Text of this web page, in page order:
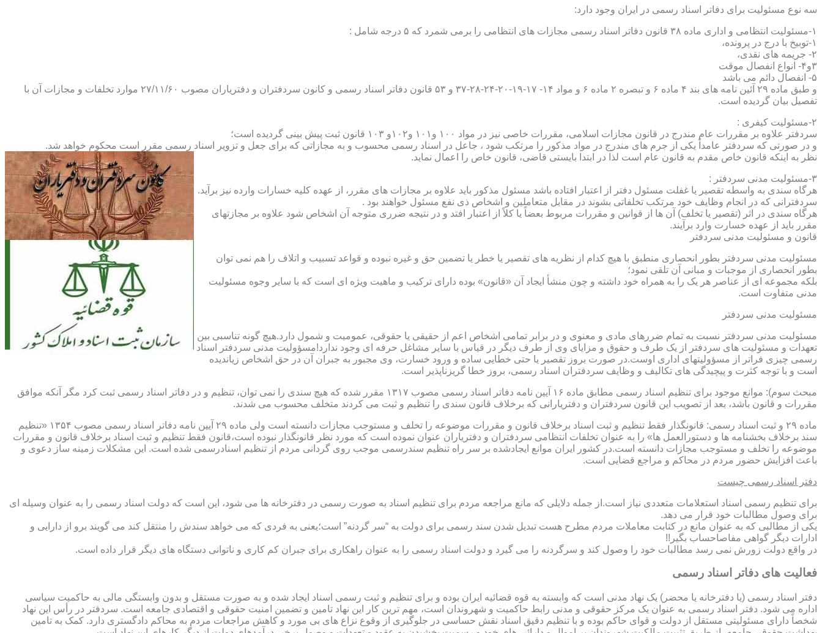
سه نوع مسئولیت برای دفاتر اسناد رسمی در ایران وجود دارد:
۱-مسئولیت انتظامی و اداری ماده ۳۸ قانون دفاتر اسناد رسمی مجازات های انتظامی را برمی شمرد که ۵ درجه شامل :
۱-توبیخ با درج در پرونده،
۲- جریمه های نقدی،
۳و۴- انواع انفصال موقت
۵- انفصال دائم می باشد
و طبق ماده ۲۹ آئین نامه های بند ۴ ماده ۶ و تبصره ۲ ماده ۶ و مواد ۱۴- ۱۷-۱۹-۲۰-۲۴-۲۸-۳۷ و ۵۳ قانون دفاتر اسناد رسمی و کانون سردفتران و دفتریاران مصوب ۲۷/۱۱/۶۰ موارد تخلفات و مجازات آن با
تفصیل بیان گردیده است.
۲-مسئولیت کیفری :
سردفتر علاوه بر مقررات عام مندرج در قانون مجازات اسلامی، مقررات خاصی نیز در مواد ۱۰۰ و۱۰۱ و۱۰۲و ۱۰۳ قانون ثبت پیش بینی گردیده است؛
و در صورتی که سردفتر عامداً یکی از جرم های مندرج در مواد مذکور را مرتکب شود ، جاعل در اسناد رسمی محسوب و به مجازاتی که برای جعل و تزویر اسناد رسمی مقرر است محکوم خواهد شد.
نظر به اینکه قانون خاص مقدم به قانون عام است لذا در ابتدا بایستی قاضی، قانون خاص را اعمال نماید.
۳-مسئولیت مدنی سردفتر :
هرگاه سندی به واسطه تقصیر یا غفلت مسئول دفتر از اعتبار افتاده باشد مسئول مذکور باید علاوه بر مجازات های مقرر، از عهده کلیه خسارات وارده نیز برآید.
سردفترانی که در انجام وظایف خود مرتکب تخلفاتی بشوند در مقابل متعاملین و اشخاص ذی نفع مسئول خواهند بود .
هرگاه سندی در اثر (تقصیر یا تخلف) آن ها از قوانین و مقررات مربوط بعضاً یا کلاً از اعتبار افتد و در نتیجه ضرری متوجه آن اشخاص شود علاوه بر مجازتهای
مقرر باید از عهده خسارت وارد برآیند.
قانون و مسئولیت مدنی سردفتر
مسئولیت مدنی سردفتر بطور انحصاری منطبق با هیچ کدام از نظریه های تقصیر یا خطر یا تضمین حق و غیره نبوده و قواعد تسبیب و اتلاف را هم نمی توان
بطور انحصاری از موجبات و مبانی آن تلقی نمود؛
بلکه مجموعه ای از عناصر هر یک را به همراه خود داشته و چون منشأ ایجاد آن «قانون» بوده دارای ترکیب و ماهیت ویژه ای است که با سایر وجوه مسئولیت
مدنی متفاوت است.
مسئولیت مدنی سردفتر
مسئولیت مدنی سردفتر نسبت به تمام ضررهای مادی و معنوی و در برابر تمامی اشخاص اعم از حقیقی یا حقوقی، عمومیت و شمول دارد.هیچ گونه تناسبی بین
تعهدات و مسئولیت های سردفتر از یک طرف و حقوق و مزایای وی از طرف دیگر در قیاس با سایر مشاغل حرفه ای وجود ندارد!مسؤولیت مدنی سردفتر اسناد
رسمی چیزی فراتر از مسؤولیتهای اداری اوست.در صورت بروز تقصیر یا حتی خطایی ساده و ورود خسارت، وی مجبور به جبران آن در حق اشخاص زیاندیده
است و با توجه کثرت و پیچیدگی های تکالیف و وظایف سردفتران اسناد رسمی، بروز خطا گریزناپذیر است.
مبحث سوم): موانع موجود برای تنظیم اسناد رسمی مطابق ماده ۱۶ آیین نامه دفاتر اسناد رسمی مصوب ۱۳۱۷ مقرر شده که هیچ سندی را نمی توان، تنظیم و در دفاتر اسناد رسمی ثبت کرد مگر آنکه موافق
مقررات و قانون باشد، بعد از تصویب این قانون سردفتران و دفتریارانی که برخلاف قانون سندی را تنظیم و ثبت می کردند متخلف محسوب می شدند.
ماده ۲۹ و ثبت اسناد رسمی: قانونگذار فقط تنظیم و ثبت اسناد برخلاف قانون و مقررات موضوعه را تخلف و مستوجب مجازات دانسته است ولی ماده ۲۹ آیین نامه دفاتر اسناد رسمی مصوب ۱۳۵۴ «تنظیم
سند برخلاف بخشنامه ها و دستورالعمل ها» را به عنوان تخلفات انتظامی سردفتران و دفتریاران عنوان نموده است که مورد نظر قانونگذار نبوده است،قانون فقط تنظیم و ثبت اسناد برخلاف قانون و مقررات
موضوعه را تخلف و مستوجب مجازات دانسته است.در کشور ایران موانع ایجادشده بر سر راه تنظیم سندرسمی موجب روی گردانی مردم از تنظیم اسنادرسمی شده است. این مشکلات زمینه ساز دعوی و
باعث افزایش حضور مردم در محاکم و مراجع قضایی است.
دفتر اسناد رسمی چیست
برای تنظیم رسمی اسناد استعلامات متعددی نیاز است.از جمله دلایلی که مانع مراجعه مردم برای تنظیم اسناد به صورت رسمی در دفترخانه ها می شود، این است که دولت اسناد رسمی را به عنوان وسیله ای
برای وصول مطالبات خود قرار می دهد.
یکی از مطالبی که به عنوان مانع در کتابت معاملات مردم مطرح هست تبدیل شدن سند رسمی برای دولت به “سر گردنه” است؛یعنی به فردی که می خواهد سندش را منتقل کند می گویند برو از دارایی و
ادارات دیگر گواهی مفاصاحساب بگیر!!
در واقع دولت زورش نمی رسد مطالبات خود را وصول کند و سرگردنه را می گیرد و دولت اسناد رسمی را به عنوان راهکاری برای جبران کم کاری و ناتوانی دستگاه های دیگر قرار داده است.
فعالیت های دفاتر اسناد رسمی
دفتر اسناد رسمی (یا دفترخانه یا محضر) یک نهاد مدنی است که وابسته به قوه قضائیه ایران بوده و برای تنظیم و ثبت رسمی اسناد ایجاد شده و به صورت مستقل و بدون وابستگی مالی به حاکمیت سیاسی
اداره می شود. دفتر اسناد رسمی به عنوان یک مرکز حقوقی و مدنی رابط حاکمیت و شهروندان است، مهم ترین کار این نهاد تامین و تضمین امنیت حقوقی و اقتصادی جامعه است. سردفتر در رأس این نهاد
شخصاً دارای مسئولیتی مستقل از دولت و قوای حاکم بوده و با تنظیم دقیق اسناد نقش حساسی در جلوگیری از وقوع نزاع های بی مورد و کاهش مراجعات مردم به محاکم دادگستری دارد. کمک به تامین